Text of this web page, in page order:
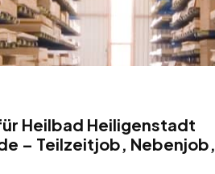
Heilbad Heiligenstadt
– Teilzeitjob, Nebenjob,